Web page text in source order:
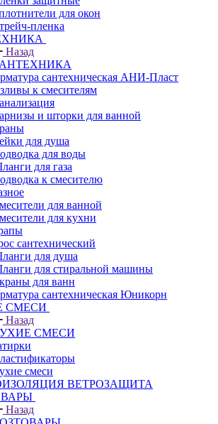
для окон
пленка
Назад
сантехническая АНИ-Пласт
к смесителям
и шторки для ванной
для душа
для воды
для газа
к смесителю
для ванной
для кухни
сантехнический
для душа
для стиральной машины
для ванн
сантехническая Юникорн
СМЕСИ
Назад
СМЕСИ
смеси
ВЕТРОЗАЩИТА
Назад